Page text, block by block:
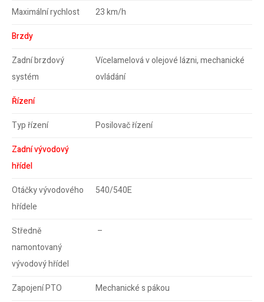
Maximální rychlost
23 km/h
Brzdy
Zadní brzdový
systém
Vícelamelová v olejové lázni, mechanické
ovládání
Řízení
Typ řízení
Posilovač řízení
Zadní vývodový
hřídel
Otáčky vývodového
hřídele
540/540E
Středně
namontovaný
vývodový hřídel
–
Zapojení PTO Mechanické s pákou